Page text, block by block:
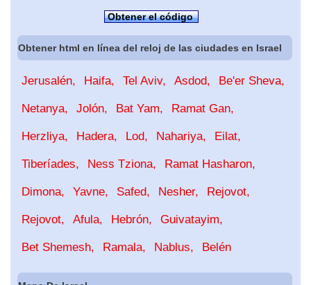
Obtener el código
Obtener html en línea del reloj de las ciudades en Israel
Jerusalén Haifa Tel Aviv Asdod Be'er Sheva
Netanya Jolón Bat Yam Ramat Gan
Herzliya Hadera Lod Nahariya Eilat
Tiberíades Ness Tziona Ramat Hasharon
Dimona Yavne Safed Nesher Rejovot
Rejovot Afula Hebrón Guivatayim
Bet Shemesh Ramala Nablus Belén